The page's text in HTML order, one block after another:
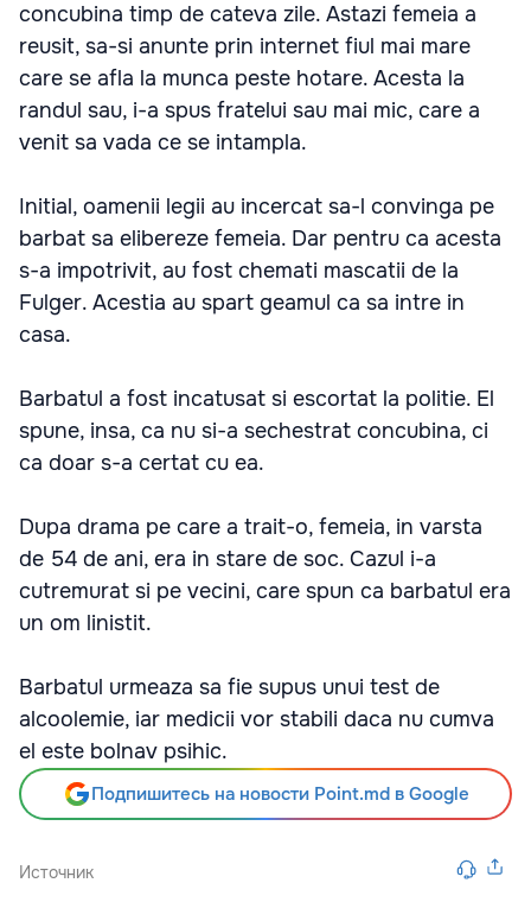
concubina timp de cateva zile. Astazi femeia a
reusit, sa-si anunte prin internet fiul mai mare
care se afla la munca peste hotare. Acesta la
randul sau, i-a spus fratelui sau mai mic, care a
venit sa vada ce se intampla.
Initial, oamenii legii au incercat sa-l convinga pe
barbat sa elibereze femeia. Dar pentru ca acesta
s-a impotrivit, au fost chemati mascatii de la
Fulger. Acestia au spart geamul ca sa intre in
casa.
Barbatul a fost incatusat si escortat la politie. El
spune, insa, ca nu si-a sechestrat concubina, ci
ca doar s-a certat cu ea.
Dupa drama pe care a trait-o, femeia, in varsta
de 54 de ani, era in stare de soc. Cazul i-a
cutremurat si pe vecini, care spun ca barbatul era
un om linistit.
Barbatul urmeaza sa fie supus unui test de
alcoolemie, iar medicii vor stabili daca nu cumva
el este bolnav psihic.
Подпишитесь на новости Point.md в Google
Источник